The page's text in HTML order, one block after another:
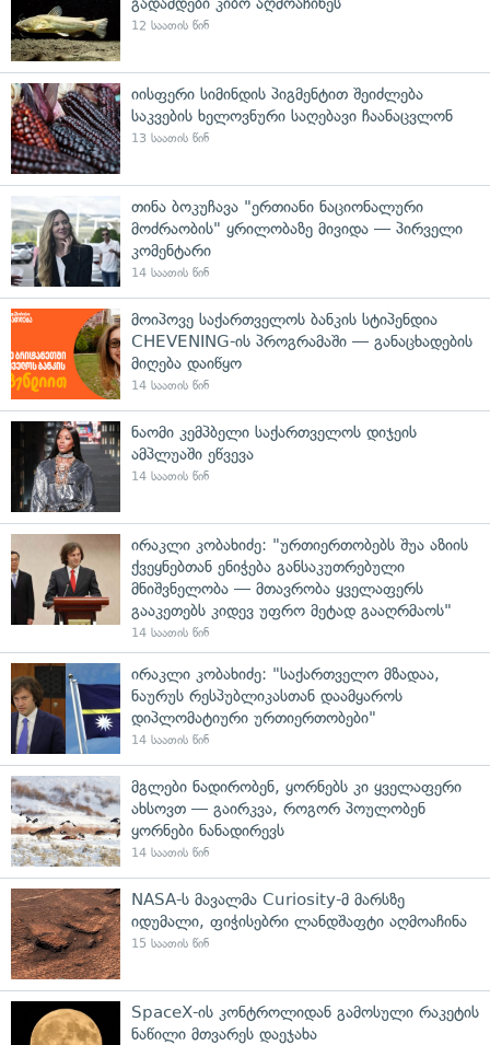
12 საათის წინ
იისფერი სიმინდის პიგმენტით შეიძლება
საკვების ხელოვნური საღებავი ჩაანაცვლონ
13 საათის წინ
თინა ბოკუჩავა "ერთიანი ნაციონალური
მოძრაობის" ყრილობაზე მივიდა — პირველი
კომენტარი
14 საათის წინ
მოიპოვე საქართველოს ბანკის სტიპენდია
CHEVENING-ის პროგრამაში — განაცხადების
მიღება დაიწყო
14 საათის წინ
ნაომი კემპბელი საქართველოს დიჯეის
ამპლუაში ეწვევა
14 საათის წინ
ირაკლი კობახიძე: "ურთიერთობებს შუა აზიის
ქვეყნებთან ენიჭება განსაკუთრებული
მნიშვნელობა — მთავრობა ყველაფერს
გააკეთებს კიდევ უფრო მეტად გააღრმაოს"
14 საათის წინ
ირაკლი კობახიძე: "საქართველო მზადაა,
ნაურუს რესპუბლიკასთან დაამყაროს
დიპლომატიური ურთიერთობები"
14 საათის წინ
მგლები ნადირობენ, ყორნებს კი ყველაფერი
ახსოვთ — გაირკვა, როგორ პოულობენ
ყორნები ნანადირევს
14 საათის წინ
NASA-ს მავალმა Curiosity-მ მარსზე
იდუმალი, ფიჭისებრი ლანდშაფტი აღმოაჩინა
15 საათის წინ
SpaceX-ის კონტროლიდან გამოსული რაკეტის
ნაწილი მთვარეს დაეჯახა